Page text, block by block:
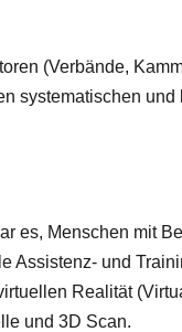
(Verbände,
systematischen
es, Menschen mit
Assistenz- und
Realität
und 3D Scan.